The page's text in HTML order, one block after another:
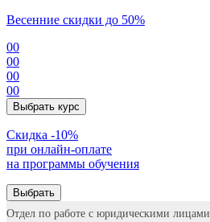
Весенние скидки до 50%
00
00
00
00
Выбрать курс
Cкидка -10%
при онлайн-оплате
на программы обучения
Выбрать
Отдел по работе с юридическими лицами